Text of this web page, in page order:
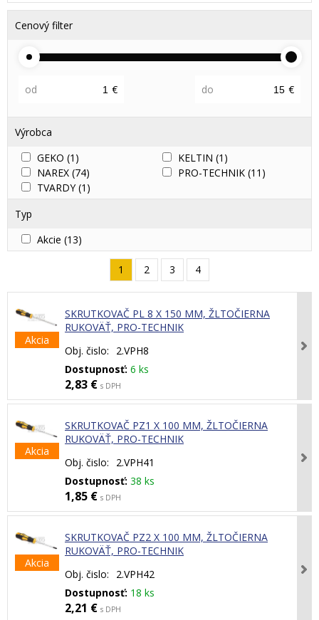
Cenový filter
od € do €
Výrobca
GEKO (1) KELTIN (1)
NAREX (74) PRO-TECHNIK (11)
TVARDY(1)
Typ
Akcie (13)
1 2 3 4
Akcia
SKRUTKOVAČ PL 8 X 150 MM, ŽLTOČIERNA
RUKOVÄŤ, PRO-TECHNIK
Obj. čislo:
2.VPH8
Dostupnosť: 6 ks
2,83 € s DPH
Akcia
SKRUTKOVAČ PZ1 X 100 MM, ŽLTOČIERNA
RUKOVÄŤ, PRO-TECHNIK
Obj. čislo:
2.VPH41
Dostupnosť: 38 ks
1,85 € s DPH
Akcia
SKRUTKOVAČ PZ2 X 100 MM, ŽLTOČIERNA
RUKOVÄŤ, PRO-TECHNIK
Obj. čislo:
2.VPH42
Dostupnosť: 18 ks
2,21 € s DPH